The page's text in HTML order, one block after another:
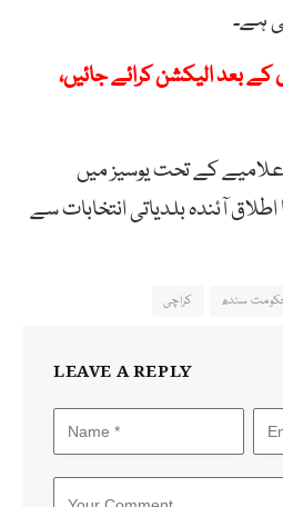
بعد الیکشن کرائے جائیں،
کے تحت یوسیز میں
آئندہ بلدیاتی انتخابات سے
سندھ کراچی
LEAVE A REPLY